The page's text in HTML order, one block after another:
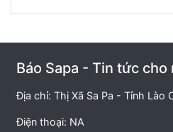
Báo Sapa - Tin tức cho
Địa chỉ: Thị Xã Sa Pa - Tỉnh Lào
Điện thoại: NA